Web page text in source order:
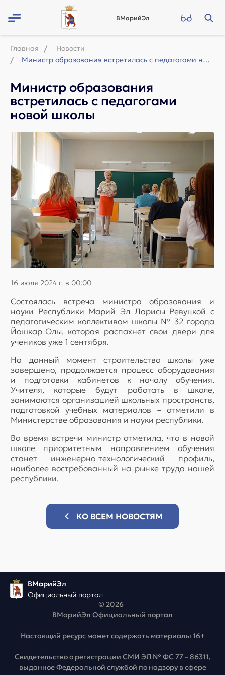
ВМарийЭл
Главная
Новости
Министр образования встретилась с педагогами новой школы
Министр образования
встретилась с педагогами
новой школы
16 июля 2024 г. в 00:00
Состоялась встреча министра образования и
науки Республики Марий Эл Ларисы Ревуцкой с
педагогическим коллективом школы № 32 города
Йошкар-Олы, которая распахнет свои двери для
учеников уже 1 сентября.
На данный момент строительство школы уже
завершено, продолжается процесс оборудования
и подготовки кабинетов к началу обучения.
Учителя, которые будут работать в школе,
занимаются организацией школьных пространств,
подготовкой учебных материалов – отметили в
Министерстве образования и науки республики.
Во время встречи министр отметила, что в новой
школе приоритетным направлением обучения
станет инженерно-технологический профиль,
наиболее востребованный на рынке труда нашей
республики.
КО ВСЕМ НОВОСТЯМ
ВМарийЭл
Официальный портал
© 2026
ВМарийЭл Официальный портал
Настоящий ресурс может содержать материалы 16+
Свидетельство о регистрации СМИ ЭЛ № ФС 77 – 86311,
выданное Федеральной службой по надзору в сфере